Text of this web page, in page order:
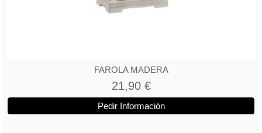
FAROLA MADERA
21,90 €
Pedir Información